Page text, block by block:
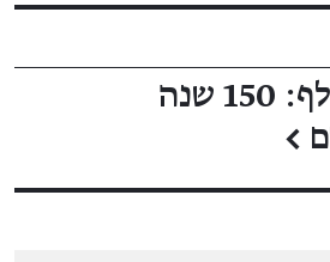
לתפוס רגע חולף: 150 שנה
←